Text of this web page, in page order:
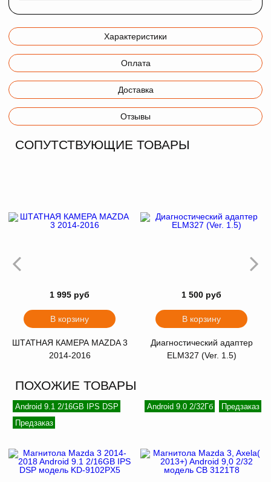
Характеристики
Оплата
Доставка
Отзывы
СОПУТСТВУЮЩИЕ ТОВАРЫ
1 995 руб
В корзину
ШТАТНАЯ КАМЕРА MAZDA 3
2014-2016
1 500 руб
В корзину
Диагностический адаптер
ELM327 (Ver. 1.5)
ПОХОЖИЕ ТОВАРЫ
Android 9.1 2/16GB IPS DSP
Предзаказ
Android 9.0 2/32Гб Предзаказ